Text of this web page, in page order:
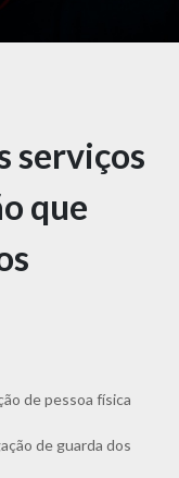
serviços
que
de pessoa física
de guarda dos